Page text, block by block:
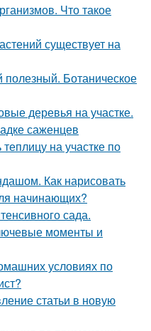
Что такое
существует на
Ботаническое
деревья на участке.
саженцев
на участке по
Как нарисовать
начинающих?
сада.
моменты и
условиях по
статьи в новую